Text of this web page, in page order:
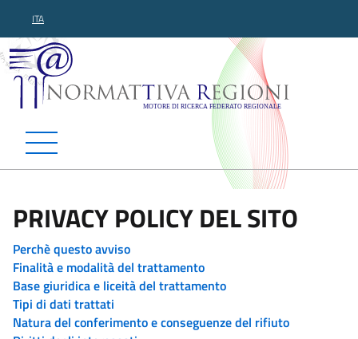
ITA
Normattiva Regioni -
PRIVACY POLICY DEL SITO
Perchè questo avviso
Finalità e modalità del trattamento
Base giuridica e liceità del trattamento
Tipi di dati trattati
Natura del conferimento e conseguenze del rifiuto